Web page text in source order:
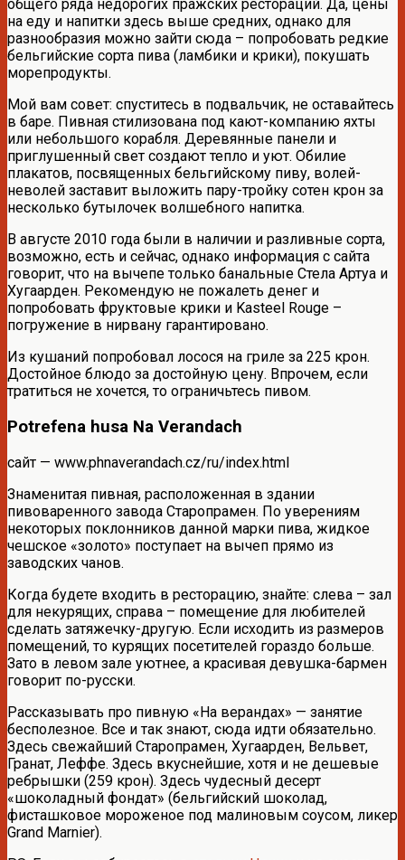
общего ряда недорогих пражских рестораций. Да, цены
на еду и напитки здесь выше средних, однако для
разнообразия можно зайти сюда – попробовать редкие
бельгийские сорта пива (ламбики и крики), покушать
морепродукты.
Мой вам совет: спуститесь в подвальчик, не оставайтесь
в баре. Пивная стилизована под кают-компанию яхты
или небольшого корабля. Деревянные панели и
приглушенный свет создают тепло и уют. Обилие
плакатов, посвященных бельгийскому пиву, волей-
неволей заставит выложить пару-тройку сотен крон за
несколько бутылочек волшебного напитка.
В августе 2010 года были в наличии и разливные сорта,
возможно, есть и сейчас, однако информация с сайта
говорит, что на вычепе только банальные Стела Артуа и
Хугаарден. Рекомендую не пожалеть денег и
попробовать фруктовые крики и Kasteel Rouge –
погружение в нирвану гарантировано.
Из кушаний попробовал лосося на гриле за 225 крон.
Достойное блюдо за достойную цену. Впрочем, если
тратиться не хочется, то ограничьтесь пивом.
Potrefena husa Na Verandach
сайт — www.phnaverandach.cz/ru/index.html
Знаменитая пивная, расположенная в здании
пивоваренного завода Старопрамен. По уверениям
некоторых поклонников данной марки пива, жидкое
чешское «золото» поступает на вычеп прямо из
заводских чанов.
Когда будете входить в ресторацию, знайте: слева – зал
для некурящих, справа – помещение для любителей
сделать затяжечку-другую. Если исходить из размеров
помещений, то курящих посетителей гораздо больше.
Зато в левом зале уютнее, а красивая девушка-бармен
говорит по-русски.
Рассказывать про пивную «На верандах» — занятие
бесполезное. Все и так знают, сюда идти обязательно.
Здесь свежайший Старопрамен, Хугаарден, Вельвет,
Гранат, Леффе. Здесь вкуснейшие, хотя и не дешевые
ребрышки (259 крон). Здесь чудесный десерт
«шоколадный фондат» (бельгийский шоколад,
фисташковое мороженое под малиновым соусом, ликер
Grand Marnier).